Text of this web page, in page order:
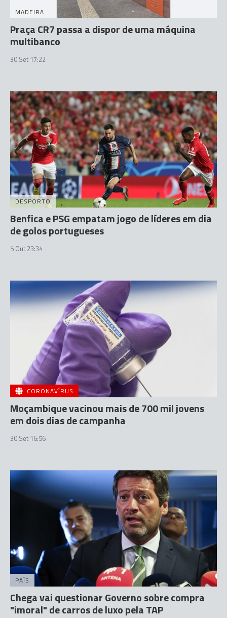
MADEIRA
Praça CR7 passa a dispor de uma máquina
multibanco
30 Set 17:22
DESPORTO
Benfica e PSG empatam jogo de líderes em dia
de golos portugueses
5 Out 23:34
CORONAVÍRUS
Moçambique vacinou mais de 700 mil jovens
em dois dias de campanha
30 Set 16:56
PAÍS
Chega vai questionar Governo sobre compra
"imoral" de carros de luxo pela TAP